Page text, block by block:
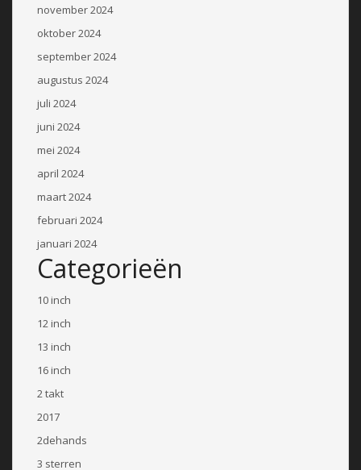
november 2024
oktober 2024
september 2024
augustus 2024
juli 2024
juni 2024
mei 2024
april 2024
maart 2024
februari 2024
januari 2024
Categorieën
10 inch
12 inch
13 inch
16 inch
2 takt
2017
2dehands
3 sterren